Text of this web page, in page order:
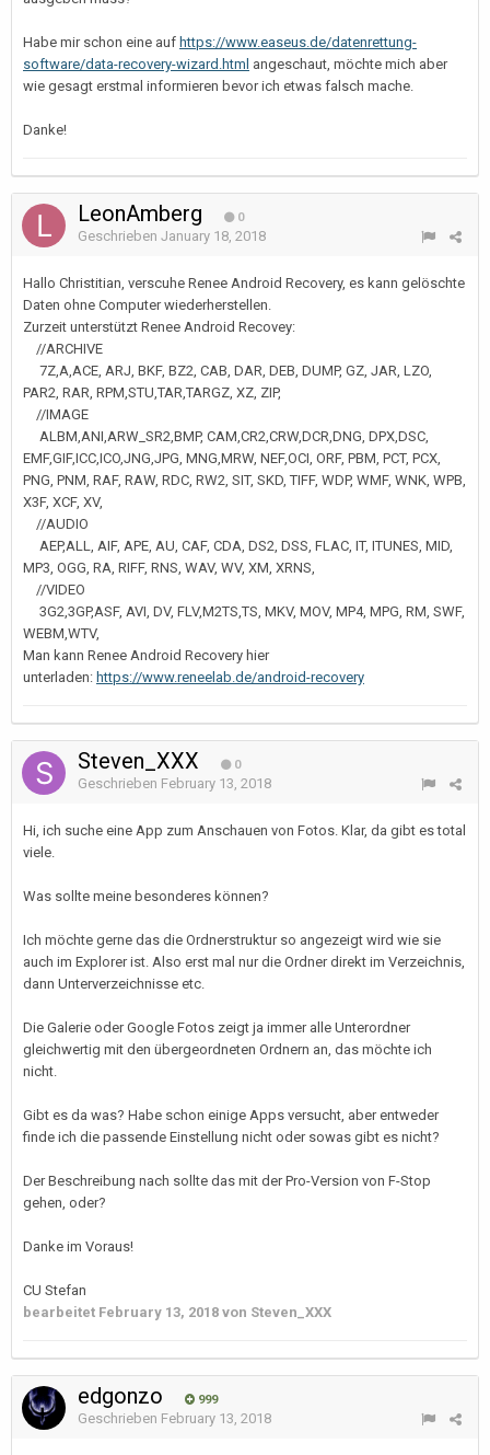
Habe mir schon eine auf https://www.easeus.de/datenrettung-
software/data-recovery-wizard.html angeschaut, möchte mich aber
wie gesagt erstmal informieren bevor ich etwas falsch mache.
Danke!
LeonAmberg 0
Geschrieben January 18, 2018
Hallo Christitian, verscuhe Renee Android Recovery, es kann gelöschte
Daten ohne Computer wiederherstellen.
Zurzeit unterstützt Renee Android Recovey:
//ARCHIVE
7Z,A,ACE, ARJ, BKF, BZ2, CAB, DAR, DEB, DUMP, GZ, JAR, LZO,
PAR2, RAR, RPM,STU,TAR,TARGZ, XZ, ZIP,
//IMAGE
ALBM,ANI,ARW_SR2,BMP, CAM,CR2,CRW,DCR,DNG, DPX,DSC,
EMF,GIF,ICC,ICO,JNG,JPG, MNG,MRW, NEF,OCI, ORF, PBM, PCT, PCX,
PNG, PNM, RAF, RAW, RDC, RW2, SIT, SKD, TIFF, WDP, WMF, WNK, WPB,
X3F, XCF, XV,
//AUDIO
AEP,ALL, AIF, APE, AU, CAF, CDA, DS2, DSS, FLAC, IT, ITUNES, MID,
MP3, OGG, RA, RIFF, RNS, WAV, WV, XM, XRNS,
//VIDEO
3G2,3GP,ASF, AVI, DV, FLV,M2TS,TS, MKV, MOV, MP4, MPG, RM, SWF,
WEBM,WTV,
Man kann Renee Android Recovery hier
unterladen: https://www.reneelab.de/android-recovery
Steven_XXX 0
Geschrieben February 13, 2018
Hi, ich suche eine App zum Anschauen von Fotos. Klar, da gibt es total
viele.
Was sollte meine besonderes können?
Ich möchte gerne das die Ordnerstruktur so angezeigt wird wie sie
auch im Explorer ist. Also erst mal nur die Ordner direkt im Verzeichnis,
dann Unterverzeichnisse etc.
Die Galerie oder Google Fotos zeigt ja immer alle Unterordner
gleichwertig mit den übergeordneten Ordnern an, das möchte ich
nicht.
Gibt es da was? Habe schon einige Apps versucht, aber entweder
finde ich die passende Einstellung nicht oder sowas gibt es nicht?
Der Beschreibung nach sollte das mit der Pro-Version von F-Stop
gehen, oder?
Danke im Voraus!
CU Stefan
bearbeitet February 13, 2018 von Steven_XXX
edgonzo 999
Geschrieben February 13, 2018